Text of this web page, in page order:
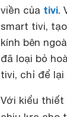
viền của tivi.
smart tivi,
kính bên
đã loại bỏ
tivi, chỉ để
Với kiểu thiết